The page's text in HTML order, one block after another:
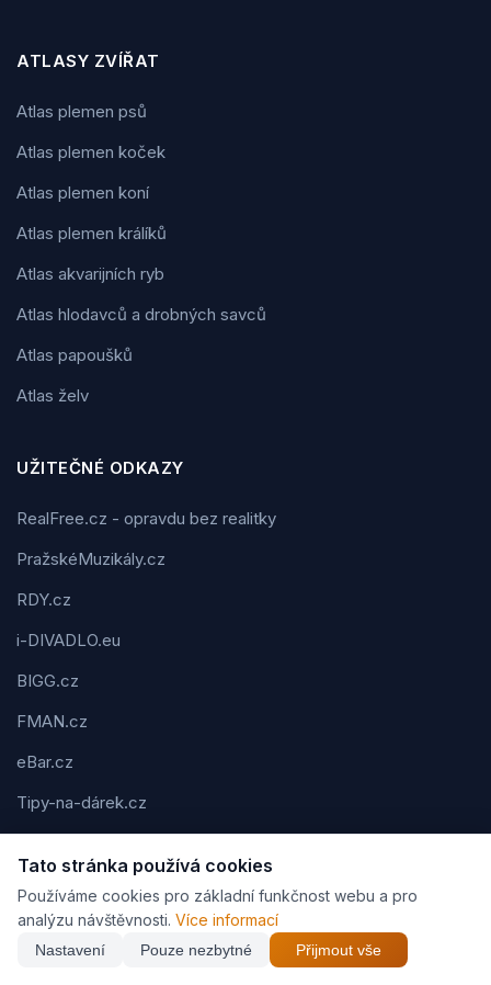
ATLASY ZVÍŘAT
Atlas plemen psů
Atlas plemen koček
Atlas plemen koní
Atlas plemen králíků
Atlas akvarijních ryb
Atlas hlodavců a drobných savců
Atlas papoušků
Atlas želv
UŽITEČNÉ ODKAZY
RealFree.cz - opravdu bez realitky
PražskéMuzikály.cz
RDY.cz
i-DIVADLO.eu
BIGG.cz
FMAN.cz
eBar.cz
Tipy-na-dárek.cz
Web-clever.cz
Tato stránka používá cookies
Používáme cookies pro základní funkčnost webu a pro
analýzu návštěvnosti. Více informací
Nastavení Pouze nezbytné Přijmout vše